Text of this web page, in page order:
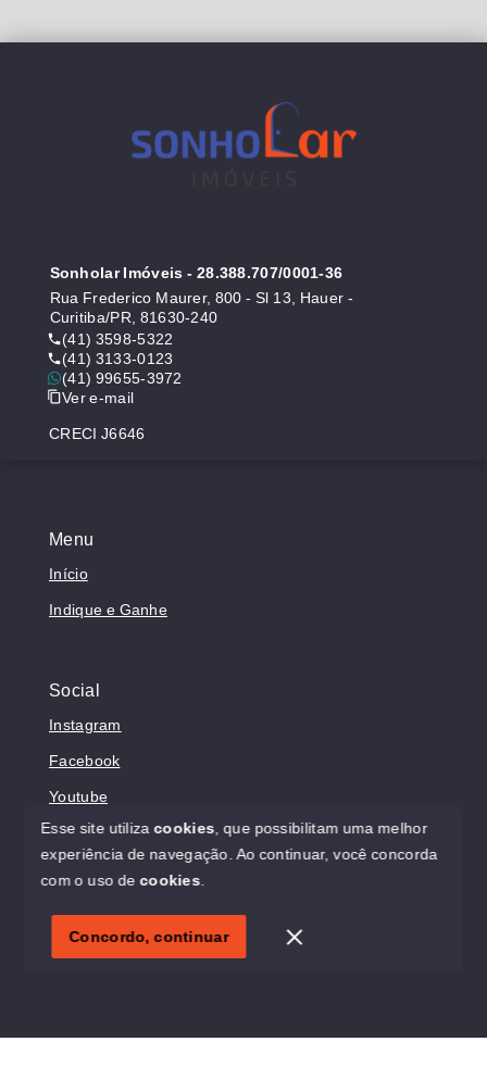
Menu
Início
Indique e Ganhe
Social
Instagram
Facebook
Youtube
© Copyright 2026 - Sonholar Imóveis - Todos os direitos
SITE PARA IMOBILIARIA
Sonholar Imóveis - 28.388.707/0001-36
Rua Frederico Maurer, 800 - Sl 13, Hauer -
Curitiba/PR, 81630-240
(41) 3598-5322
(41) 3133-0123
(41) 99655-3972
Ver e-mail
CRECI J6646
Esse site utilizacookies , que possibilitam uma melhor
experiência de navegação. Ao continuar, você concorda
com o uso decookies
Concordo, continuar